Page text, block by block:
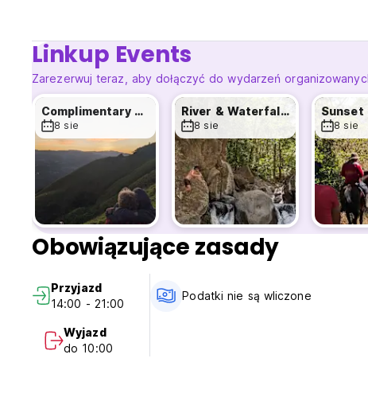
Podatki nie są wliczone 13%
Dla taniego zakwaterowania z plecakiem w Monteverde.
Ronnie i dzieci. (Auto-translated from original language)
Linkup Events
Zarezerwuj teraz, aby dołączyć do wydarzeń
Complimentary Golden Sunrise Walk
8 sie
River & Waterfall Hike
8 sie 8 sie
Obowiązujące zasady
Przyjazd
14:00 - 21:00
Wyjazd
do 10:00
Podatki nie są wliczone